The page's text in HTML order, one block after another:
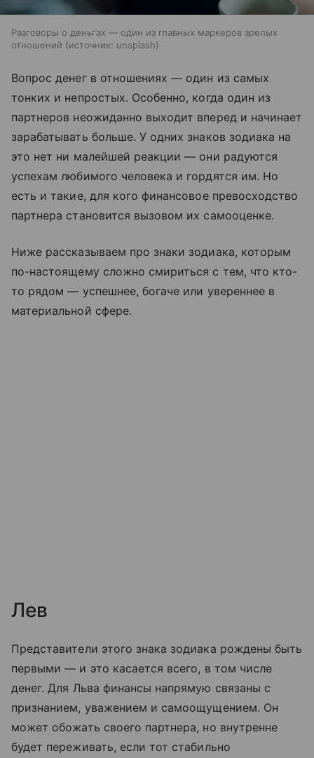
Разговоры о деньгах — один из главных маркеров зрелых
отношений
источник: unsplash
Вопрос денег в отношениях — один из самых
тонких и непростых. Особенно, когда один из
партнеров неожиданно выходит вперед и начинает
зарабатывать больше. У одних знаков зодиака на
это нет ни малейшей реакции — они радуются
успехам любимого человека и гордятся им. Но
есть и такие, для кого финансовое превосходство
партнера становится вызовом их самооценке.
Ниже рассказываем про знаки зодиака, которым
по-настоящему сложно смириться с тем, что кто-
то рядом — успешнее, богаче или увереннее в
материальной сфере.
Лев
Представители этого знака зодиака рождены быть
первыми — и это касается всего, в том числе
денег. Для Льва финансы напрямую связаны с
признанием, уважением и самоощущением. Он
может обожать своего партнера, но внутренне
будет переживать, если тот стабильно